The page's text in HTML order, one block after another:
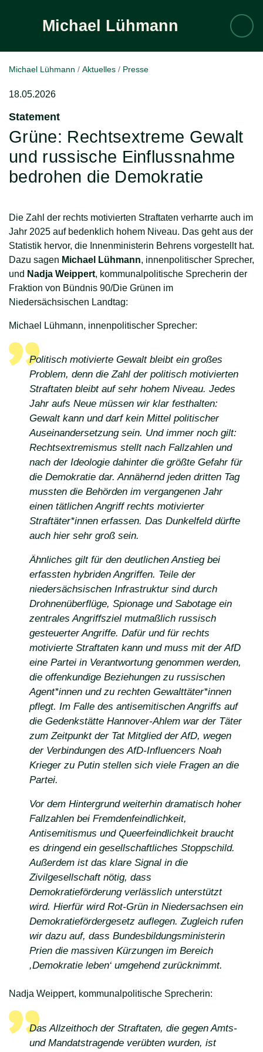
Michael Lühmann
Michael Lühmann Aktuelles Presse
18.05.2026
Statement
:
Grüne: Rechtsextreme Gewalt
und russische Einflussnahme
bedrohen die Demokratie
Die Zahl der rechts motivierten Straftaten verharrte auch im
Jahr 2025 auf bedenklich hohem Niveau. Das geht aus der
Statistik hervor, die Innenministerin Behrens vorgestellt hat.
Dazu sagen Michael Lühmann, innenpolitischer Sprecher,
und Nadja Weippert, kommunalpolitische Sprecherin der
Fraktion von Bündnis 90/Die Grünen im
Niedersächsischen Landtag:
Michael Lühmann, innenpolitischer Sprecher:
Politisch motivierte Gewalt bleibt ein großes
Problem, denn die Zahl der politisch motivierten
Straftaten bleibt auf sehr hohem Niveau. Jedes
Jahr aufs Neue müssen wir klar festhalten:
Gewalt kann und darf kein Mittel politischer
Auseinandersetzung sein. Und immer noch gilt:
Rechtsextremismus stellt nach Fallzahlen und
nach der Ideologie dahinter die größte Gefahr für
die Demokratie dar. Annähernd jeden dritten Tag
mussten die Behörden im vergangenen Jahr
einen tätlichen Angriff rechts motivierter
Straftäter*innen erfassen. Das Dunkelfeld dürfte
auch hier sehr groß sein.
Ähnliches gilt für den deutlichen Anstieg bei
erfassten hybriden Angriffen. Teile der
niedersächsischen Infrastruktur sind durch
Drohnenüberflüge, Spionage und Sabotage ein
zentrales Angriffsziel mutmaßlich russisch
gesteuerter Angriffe. Dafür und für rechts
motivierte Straftaten kann und muss mit der AfD
eine Partei in Verantwortung genommen werden,
die offenkundige Beziehungen zu russischen
Agent*innen und zu rechten Gewalttäter*innen
pflegt. Im Falle des antisemitischen Angriffs auf
die Gedenkstätte Hannover-Ahlem war der Täter
zum Zeitpunkt der Tat Mitglied der AfD, wegen
der Verbindungen des AfD-Influencers Noah
Krieger zu Putin stellen sich viele Fragen an die
Partei.
Vor dem Hintergrund weiterhin dramatisch hoher
Fallzahlen bei Fremdenfeindlichkeit,
Antisemitismus und Queerfeindlichkeit braucht
es dringend ein gesellschaftliches Stoppschild.
Außerdem ist das klare Signal in die
Zivilgesellschaft nötig, dass
Demokratieförderung verlässlich unterstützt
wird. Hierfür wird Rot-Grün in Niedersachsen ein
Demokratiefördergesetz auflegen. Zugleich rufen
wir dazu auf, dass Bundesbildungsministerin
Prien die massiven Kürzungen im Bereich
,Demokratie leben‘ umgehend zurücknimmt.
Nadja Weippert, kommunalpolitische Sprecherin:
Das Allzeithoch der Straftaten, die gegen Amts-
und Mandatstragende verübten wurden, ist